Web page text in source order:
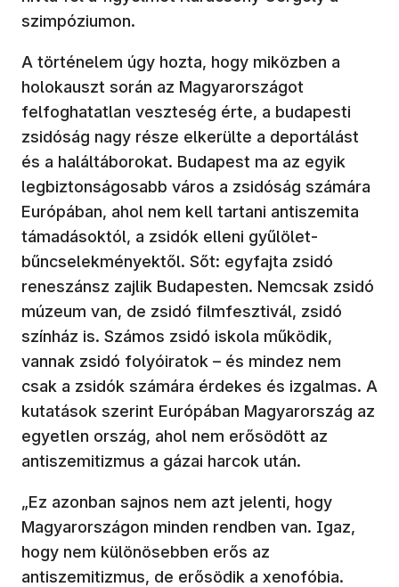
szimpóziumon.
A történelem úgy hozta, hogy miközben a
holokauszt során az Magyarországot
felfoghatatlan veszteség érte, a budapesti
zsidóság nagy része elkerülte a deportálást
és a haláltáborokat. Budapest ma az egyik
legbiztonságosabb város a zsidóság számára
Európában, ahol nem kell tartani antiszemita
támadásoktól, a zsidók elleni gyűlölet-
bűncselekményektől. Sőt: egyfajta zsidó
reneszánsz zajlik Budapesten. Nemcsak zsidó
múzeum van, de zsidó filmfesztivál, zsidó
színház is. Számos zsidó iskola működik,
vannak zsidó folyóiratok – és mindez nem
csak a zsidók számára érdekes és izgalmas. A
kutatások szerint Európában Magyarország az
egyetlen ország, ahol nem erősödött az
antiszemitizmus a gázai harcok után.
„Ez azonban sajnos nem azt jelenti, hogy
Magyarországon minden rendben van. Igaz,
hogy nem különösebben erős az
antiszemitizmus, de erősödik a xenofóbia.